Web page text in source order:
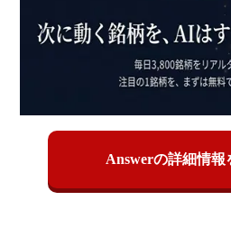
Answerの詳細情報